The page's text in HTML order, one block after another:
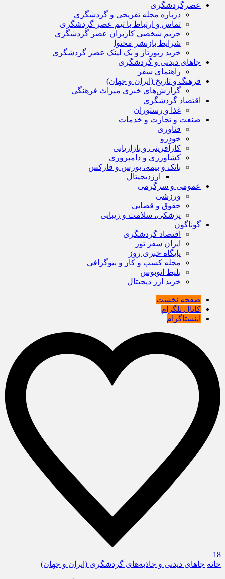
عصرگردشگری
درباره مجله تفریحی و گردشگری
تماس و ارتباط با تیم عصر گردشگری
حریم شخصی کاربران عصر گردشگری
شرایط بازنشر محتوا
خرید رپورتاژ و بک لینک عصر گردشگری
جاهای دیدنی و گردشگری
راهنمای سفر
فرهنگ و تاریخ (ایران و جهان)
گزارش‌های خبری میراث فرهنگی
اقتصاد گردشگری
غذا و رستوران
صنعت و تجارت و خدمات
فناوری
خودرو
کارآفرینی و بازاریابی
کشاورزی و دامپروری
بانک و بیمه، بورس و فارکس
ارزدیجیتال
عمومی و سرگرمی
ورزشی
حقوق و قضایی
پزشکی، سلامت و زیبایی
گوناگون
اقتصاد گردشگری
ایران سفر تور
پایگاه خبری روز
مجله کسب و کار و بیوگرافی
بلیط اتوبوس
خرید ارز دیجیتال
صفحه نخست
کانال تلگرام
اینستاگرام
18
خانه جاهای دیدنی و جاذبه‌های گردشگری (ایران و جهان)